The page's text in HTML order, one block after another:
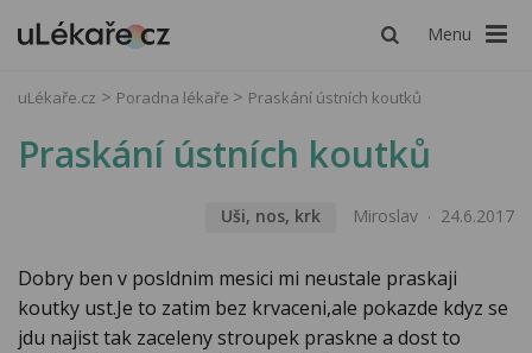
Menu
uLékaře.cz Poradna lékaře Praskání ústních koutků
Praskání ústních koutků
Uši, nos, krk Miroslav 24.6.2017
Dobry ben v posldnim mesici mi neustale praskaji
koutky ust.Je to zatim bez krvaceni,ale pokazde kdyz se
jdu najist tak zaceleny stroupek praskne a dost to